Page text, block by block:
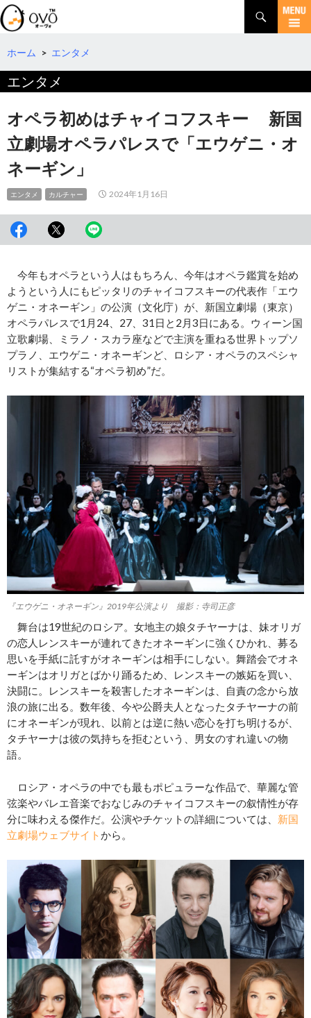
検
索
コ
テ
へ
動
ホーム > エンタメ
エンタメ
オペラ初めはチャイコフスキー 新国
立劇場オペラパレスで「エウゲニ・オ
ネーギン」
エンタメ カルチャー 2024年1月16日
今年もオペラという人はもちろん、今年はオペラ鑑賞を始め
ようという人にもピッタリのチャイコフスキーの代表作「エウ
ゲニ・オネーギン」の公演（文化庁）が、新国立劇場（東京）
オペラパレスで1月24、27、31日と2月3日にある。ウィーン国
立歌劇場、ミラノ・スカラ座などで主演を重ねる世界トップソ
プラノ、エウゲニ・オネーギンど、ロシア・オペラのスペシャ
リストが集結する“オペラ初め”だ。
『エウゲニ・オネーギン』2019年公演より 撮影：寺司正彦
舞台は19世紀のロシア。女地主の娘タチヤーナは、妹オリガ
の恋人レンスキーが連れてきたオネーギンに強くひかれ、募る
思いを手紙に託すがオネーギンは相手にしない。舞踏会でオネ
ーギンはオリガとばかり踊るため、レンスキーの嫉妬を買い、
決闘に。レンスキーを殺害したオネーギンは、自責の念から放
浪の旅に出る。数年後、今や公爵夫人となったタチヤーナの前
にオネーギンが現れ、以前とは逆に熱い恋心を打ち明けるが、
タチヤーナは彼の気持ちを拒むという、男女のすれ違いの物
語。
ロシア・オペラの中でも最もポピュラーな作品で、華麗な管
弦楽やバレエ音楽でおなじみのチャイコフスキーの叙情性が存
分に味わえる傑作だ。公演やチケットの詳細については、 新国
立劇場ウェブサイトから。